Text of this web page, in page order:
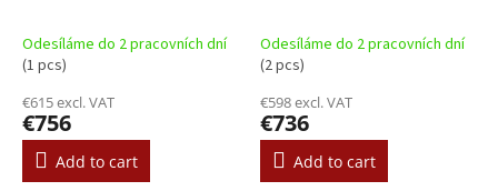
Odesíláme do 2 pracovních dní
(1 pcs)
€615 excl. VAT
€756
Add to cart
Odesíláme do 2 pracovních dní
(2 pcs)
€598 excl. VAT
€736
Add to cart